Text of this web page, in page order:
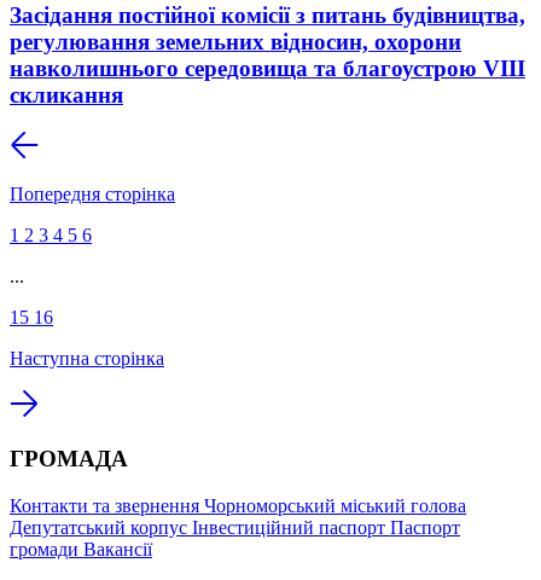
Засідання постійної комісії з питань будівництва,
регулювання земельних відносин, охорони
навколишнього середовища та благоустрою VІIІ
скликання
Попередня сторінка
1 2 3 4 5 6
...
15 16
Наступна сторінка
ГРОМАДА
Контакти та звернення Чорноморський міський голова
Депутатський корпус Інвестиційний паспорт Паспорт
громади Вакансії